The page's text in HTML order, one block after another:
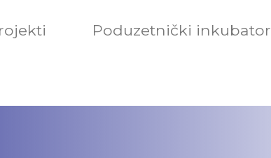
Poduzetnički inkubator